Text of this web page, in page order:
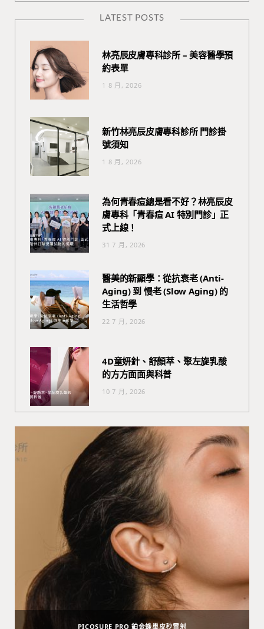
LATEST POSTS
林亮辰皮膚專科診所 – 美容醫學預
約表單
1 8 月, 2026
新竹林亮辰皮膚專科診所 門診掛
號須知
1 8 月, 2026
為何青春痘總是看不好？林亮辰皮
膚專科「青春痘 AI 特別門診」正
式上線！
31 7 月, 2026
醫美的新顯學：從抗衰老 (Anti-
Aging) 到 慢老 (Slow Aging) 的
生活哲學
22 7 月, 2026
4D童妍針、舒顏萃、聚左旋乳酸
的方方面面與科普
10 7 月, 2026
PICOSURE PRO 鉑金蜂巢皮秒雷射